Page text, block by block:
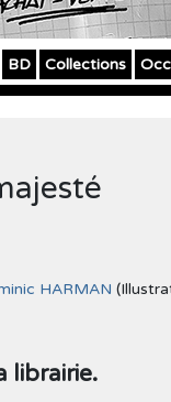
BD Collections
HARMAN
librairie.